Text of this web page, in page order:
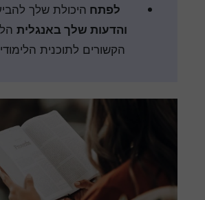
לפתחהיכולת שלך להביע
והדעות שלך באנגליתהלאה
הקשורים לתוכנית הלימודים